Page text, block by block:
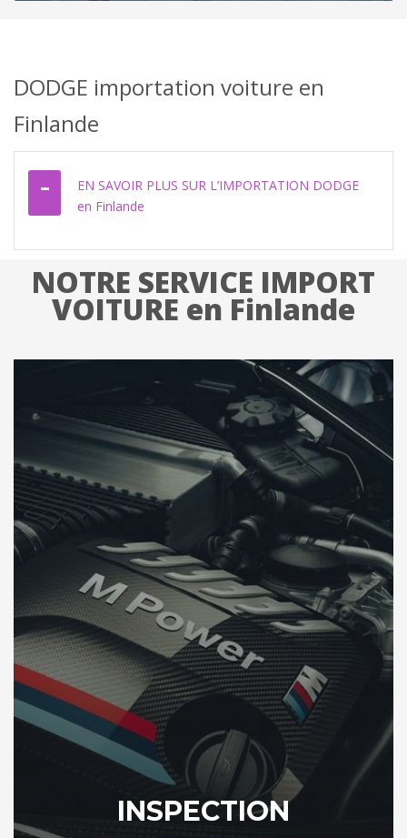
DODGE importation voiture en
Finlande
EN SAVOIR PLUS SUR L’IMPORTATION DODGE
en Finlande
NOTRE SERVICE IMPORT
VOITURE en Finlande
INSPECTION